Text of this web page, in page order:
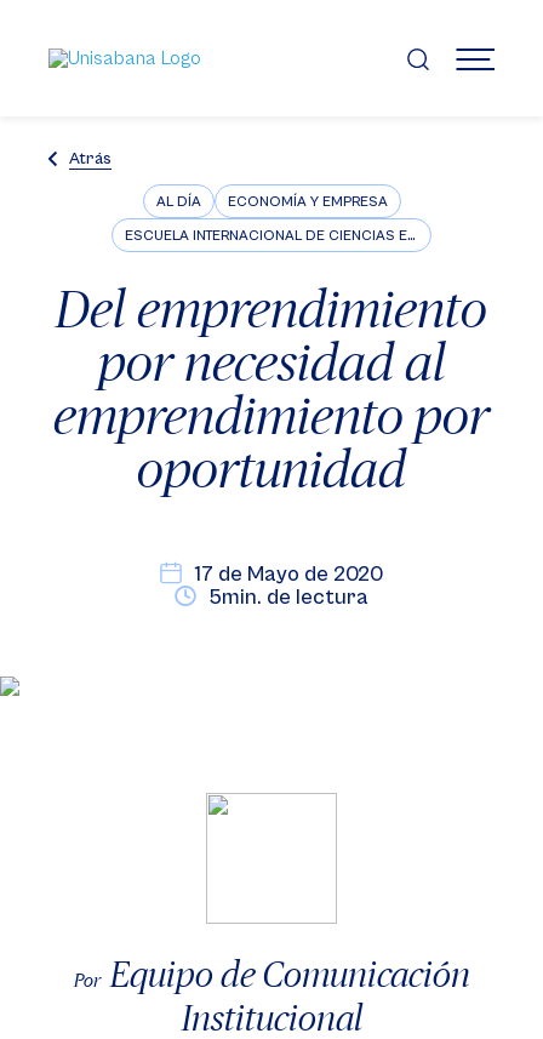
contenido
principal
MENÚ
Atrás
AL DÍA ECONOMÍA Y EMPRESA
ESCUELA INTERNACIONAL DE CIENCIAS ECONÓMICAS Y ADMINISTRATIVAS
Del emprendimiento
por necesidad al
emprendimiento por
oportunidad
17 de Mayo de 2020
5min. de lectura
Por Equipo de Comunicación
Institucional